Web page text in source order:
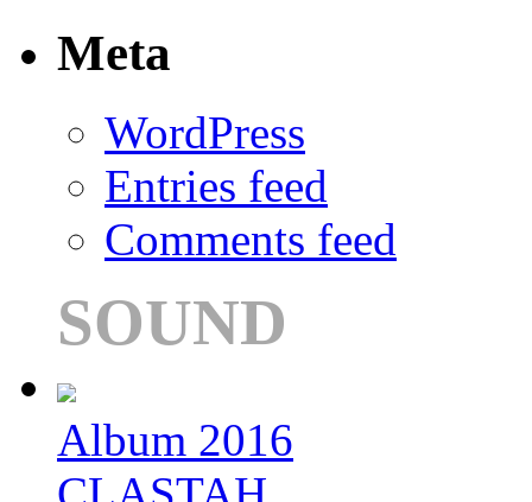
Meta
WordPress
Entries feed
Comments feed
SOUND
Album 2016